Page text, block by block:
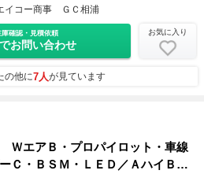
イコー商事 ＧＣ相浦
庫確認・見積依頼
お問い合わせ
お気に入り
の他に7人が見ています
エアＢ・プロパイロット・車線
Ｃ・ＢＳＭ・ＬＥＤ／ＡハイＢ・